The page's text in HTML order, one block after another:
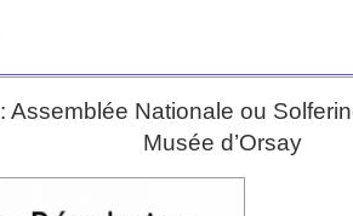
: Assemblée Nationale ou
Musée d’Orsay